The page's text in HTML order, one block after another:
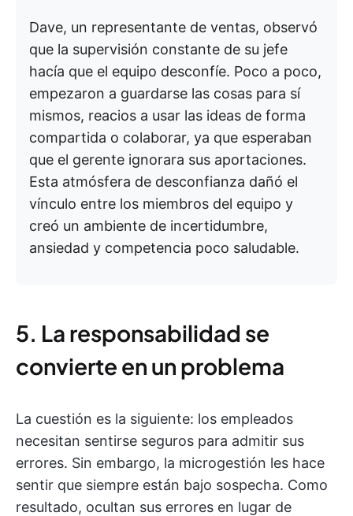
Dave, un representante de ventas, observó
que la supervisión constante de su jefe
hacía que el equipo desconfíe. Poco a poco,
empezaron a guardarse las cosas para sí
mismos, reacios a usar las ideas de forma
compartida o colaborar, ya que esperaban
que el gerente ignorara sus aportaciones.
Esta atmósfera de desconfianza dañó el
vínculo entre los miembros del equipo y
creó un ambiente de incertidumbre,
ansiedad y competencia poco saludable.
5. La responsabilidad se
convierte en un problema
La cuestión es la siguiente: los empleados
necesitan sentirse seguros para admitir sus
errores. Sin embargo, la microgestión les hace
sentir que siempre están bajo sospecha. Como
resultado, ocultan sus errores en lugar de